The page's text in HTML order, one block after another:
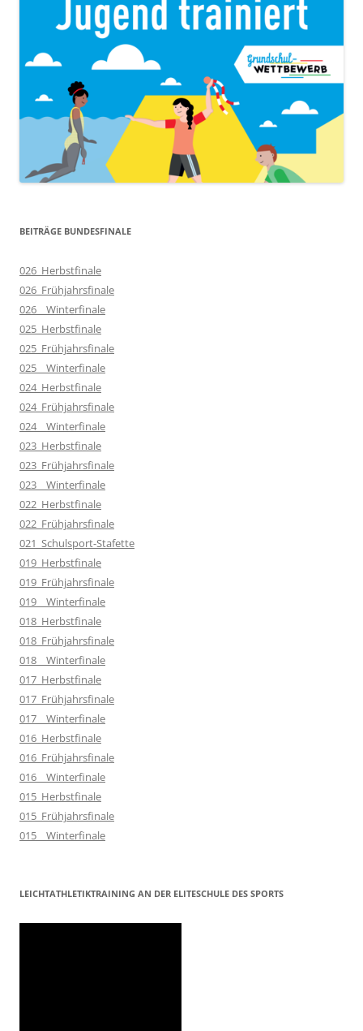
BEITRÄGE BUNDESFINALE
026_Herbstfinale
026_Frühjahrsfinale
026__Winterfinale
025_Herbstfinale
025_Frühjahrsfinale
025__Winterfinale
024_Herbstfinale
024_Frühjahrsfinale
024__Winterfinale
023_Herbstfinale
023_Frühjahrsfinale
023__Winterfinale
022_Herbstfinale
022_Frühjahrsfinale
021_Schulsport-Stafette
019_Herbstfinale
019_Frühjahrsfinale
019__Winterfinale
018_Herbstfinale
018_Frühjahrsfinale
018__Winterfinale
017_Herbstfinale
017_Frühjahrsfinale
017__Winterfinale
016_Herbstfinale
016_Frühjahrsfinale
016__Winterfinale
015_Herbstfinale
015_Frühjahrsfinale
015__Winterfinale
LEICHTATHLETIKTRAINING AN DER ELITESCHULE DES SPORTS